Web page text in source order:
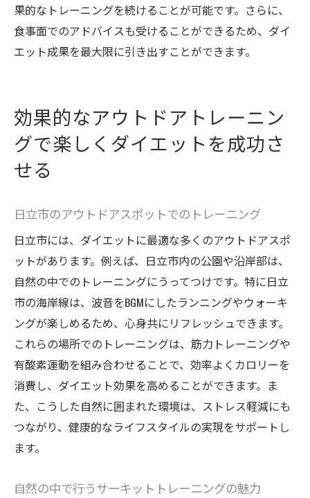
果的なトレーニングを続けることが可能です。さらに、
食事面でのアドバイスも受けることができるため、ダイ
エット成果を最大限に引き出すことができます。
効果的なアウトドアトレーニン
グで楽しくダイエットを成功さ
せる
日立市のアウトドアスポットでのトレーニング
日立市には、ダイエットに最適な多くのアウトドアスポ
ットがあります。例えば、日立市内の公園や沿岸部は、
自然の中でのトレーニングにうってつけです。特に日立
市の海岸線は、波音をBGMにしたランニングやウォーキ
ングが楽しめるため、心身共にリフレッシュできます。
これらの場所でのトレーニングは、筋力トレーニングや
有酸素運動を組み合わせることで、効率よくカロリーを
消費し、ダイエット効果を高めることができます。ま
た、こうした自然に囲まれた環境は、ストレス軽減にも
つながり、健康的なライフスタイルの実現をサポートし
ます。
自然の中で行うサーキットトレーニングの魅力